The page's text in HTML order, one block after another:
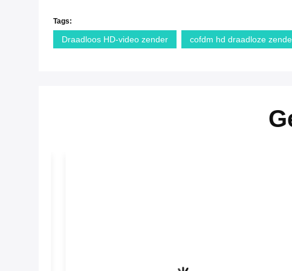
Tags:
Draadloos HD-video zender cofdm hd draadloze